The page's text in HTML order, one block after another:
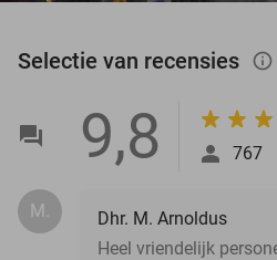
Selectie van recensies
9,8 767
M.
Dhr. M. Arnoldus
Heel vriendelijk